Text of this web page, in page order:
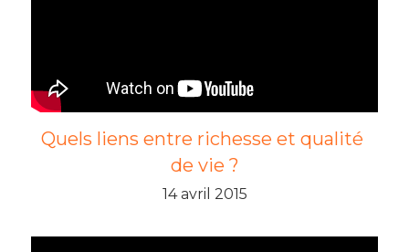
Quels liens entre richesse et qualité
de vie ?
14 avril 2015